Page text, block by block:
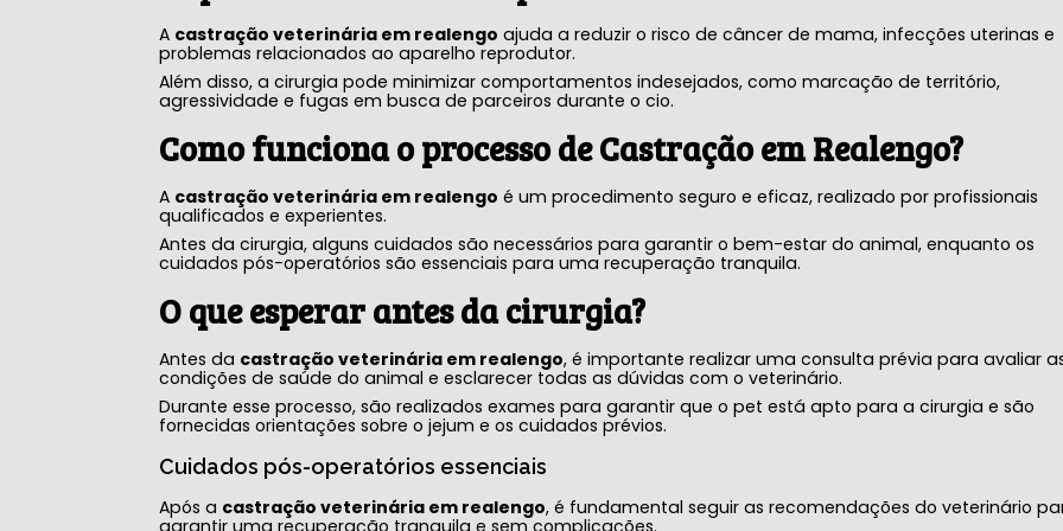
A castração veterinária em realengo ajuda a reduzir o risco de câncer de mama, infecções uterinas e
problemas relacionados ao aparelho reprodutor.
Além disso, a cirurgia pode minimizar comportamentos indesejados, como marcação de território,
agressividade e fugas em busca de parceiros durante o cio.
Como funciona o processo de Castração em Realengo?
A castração veterinária em realengo é um procedimento seguro e eficaz, realizado por profissionais
qualificados e experientes.
Antes da cirurgia, alguns cuidados são necessários para garantir o bem-estar do animal, enquanto os
cuidados pós-operatórios são essenciais para uma recuperação tranquila.
O que esperar antes da cirurgia?
Antes da castração veterinária em realengo, é importante realizar uma consulta prévia para avaliar
condições de saúde do animal e esclarecer todas as dúvidas com o veterinário.
Durante esse processo, são realizados exames para garantir que o pet está apto para a cirurgia e são
fornecidas orientações sobre o jejum e os cuidados prévios.
Cuidados pós-operatórios essenciais
Após a castração veterinária em realengo, é fundamental seguir as recomendações do veterinário
garantir uma recuperação tranquila e sem complicações.